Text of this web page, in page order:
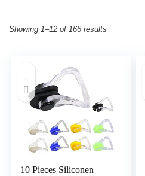
Showing 1–12 of 166 results
10 Pieces Siliconen